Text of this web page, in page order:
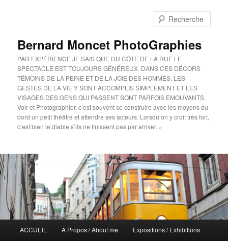
Bernard Moncet PhotoGraphies
PAR EXPÉRIENCE JE SAIS QUE DU CÔTE DE LA RUE LE
SPECTACLE EST TOUJOURS GÉNÉREUX. DANS CES DÉCORS
TÉMOINS DE LA PEINE ET DE LA JOIE DES HOMMES, LES
GESTES DE LA VIE Y SONT ACCOMPLIS SIMPLEMENT ET LES
VISAGES DES GENS QUI PASSENT SONT PARFOIS EMOUVANTS.
Voir et Photographier, c’est souvent se construire avec les moyens du
bord un petit théâtre et attendre ses acteurs. Lorsqu’on y croit très fort,
c’est bien le diable s’ils ne finissent pas par arriver. »
principal
ACCUEIL A Propos / About me Expositions / Exhibitions